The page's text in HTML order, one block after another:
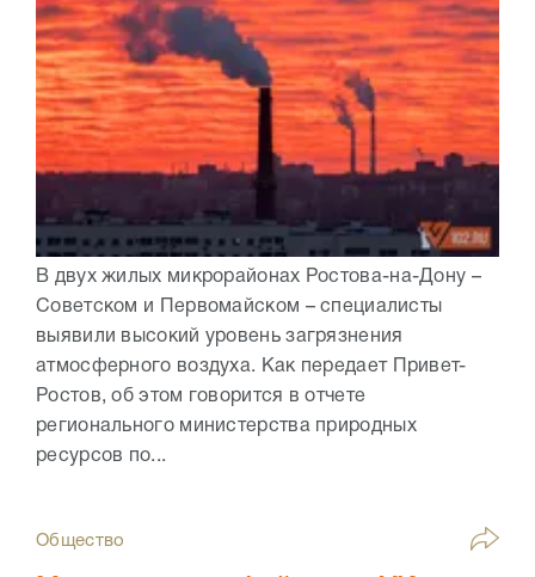
В двух жилых микрорайонах Ростова-на-Дону –
Советском и Первомайском – специалисты
выявили высокий уровень загрязнения
атмосферного воздуха. Как передает Привет-
Ростов, об этом говорится в отчете
регионального министерства природных
ресурсов по...
Общество